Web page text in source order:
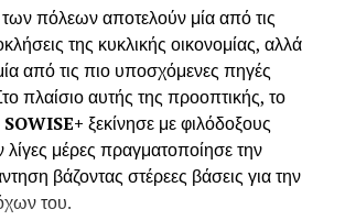
όπως η Ιερά Μονή Τιμίου Προδρόμου
μουσείο Πέλλας και το
Ανάκτορο της Πέλλας,
βήματα του Μεγάλου Αλεξάνδρου και
οι δύο καλεσμένοι απόλαυσαν τη
επισκέφτηκαν τα Λουτρά Πόζαρ
ταξίδι τους με δείπνο και νυχτερινό
της Θεσσαλονίκης.
πόλεων αποτελούν μία από τις
της κυκλικής οικονομίας, αλλά
από τις πιο υποσχόμενες πηγές
πλαίσιο αυτής της προοπτικής, το
SOWISE+ ξεκίνησε με φιλόδοξους
λίγες μέρες πραγματοποίησε την
βάζοντας στέρεες βάσεις για την
του.